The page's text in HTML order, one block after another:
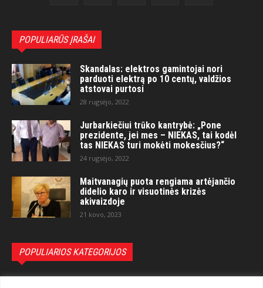
POPULIARŪS ĮRAŠAI
Skandalas: elektros gamintojai nori
parduoti elektrą po 10 centų, valdžios
atstovai purtosi
28 rugsėjo, 2022
Jurbarkiečiui trūko kantrybė: „Pone
prezidente, jei mes – NIEKAS, tai kodėl
tas NIEKAS turi mokėti mokesčius?“
24 rugsėjo, 2022
Maitvanagių puota rengiama artėjančio
didelio karo ir visuotinės krizės
akivaizdoje
21 kovo, 2023
POPULIARIOS KATEGORIJOS